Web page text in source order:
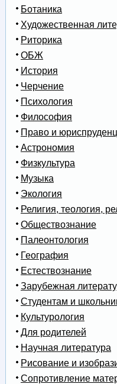
Ботаника
Художественная
Риторика
ОБЖ
История
Черчение
Психология
Философия
Право и
Астрономия
Физкультура
Музыка
Экология
Религия, теология,
Обществознание
Палеонтология
География
Естествознание
Зарубежная
Студентам и
Культурология
Для родителей
Научная литература
Рисование и
Сопротивление